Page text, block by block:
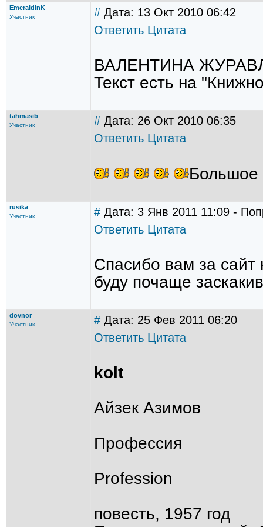
EmeraldinK
Участник # Дата: 13 Окт 2010 06:42
Ответить Цитата
ВАЛЕНТИНА
Текст есть на
tahmasib
Участник # Дата: 26 Окт 2010 06:35
Ответить Цитата
Большое
rusika
Участник # Дата: 3 Янв 2011 11:09 -
Ответить Цитата
Спасибо вам за сайт
буду почаще
dovnor
Участник # Дата: 25 Фев 2011 06:20
Ответить Цитата
kolt
Айзек Азимов
Профессия
Profession
повесть, 1957 год